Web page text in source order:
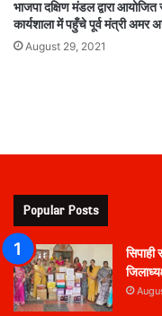
भाजपा दक्षिण मंडल द्वारा आयोजित
कार्यशाला में पहुँचे पूर्व मंत्री अमर
August 29, 2021
Popular Posts